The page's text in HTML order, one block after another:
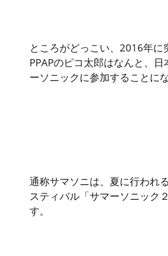
ところがどっこい、2016年に
PPAPのピコ太郎はなんと、
ーソニックに参加することに
通称サマソニは、夏に行われ
スティバル「サマーソニック
す。